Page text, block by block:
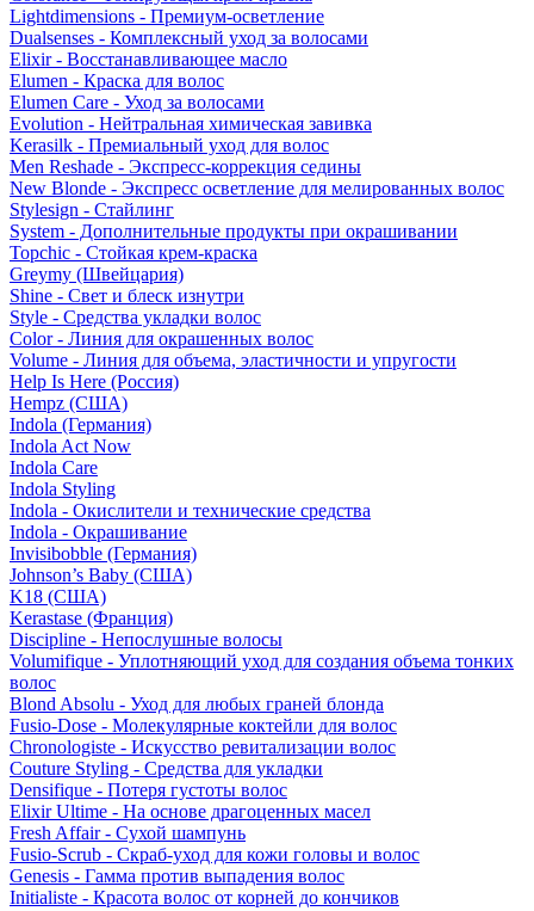
Lightdimensions - Премиум-осветление
Dualsenses - Комплексный уход за волосами
Elixir - Восстанавливающее масло
Elumen - Краска для волос
Elumen Care - Уход за волосами
Evolution - Нейтральная химическая завивка
Kerasilk - Премиальный уход для волос
Men Reshade - Экспресс-коррекция седины
New Blonde - Экспресс осветление для мелированных волос
Stylesign - Стайлинг
System - Дополнительные продукты при окрашивании
Topchic - Стойкая крем-краска
Greymy (Швейцария)
Shine - Свет и блеск изнутри
Style - Средства укладки волос
Color - Линия для окрашенных волос
Volume - Линия для объема, эластичности и упругости
Help Is Here (Россия)
Hempz (США)
Indola (Германия)
Indola Act Now
Indola Care
Indola Styling
Indola - Окислители и технические средства
Indola - Окрашивание
Invisibobble (Германия)
Johnson’s Baby (США)
K18 (США)
Kerastase (Франция)
Discipline - Непослушные волосы
Volumifique - Уплотняющий уход для создания объема тонких
волос
Blond Absolu - Уход для любых граней блонда
Fusio-Dose - Молекулярные коктейли для волос
Chronologiste - Искусство ревитализации волос
Couture Styling - Средства для укладки
Densifique - Потеря густоты волос
Elixir Ultime - На основе драгоценных масел
Fresh Affair - Сухой шампунь
Fusio-Scrub - Скраб-уход для кожи головы и волос
Genesis - Гамма против выпадения волос
Initialiste - Красота волос от корней до кончиков